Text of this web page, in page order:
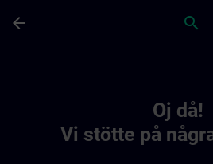
arrow_back search
Oj då!
Vi stötte på